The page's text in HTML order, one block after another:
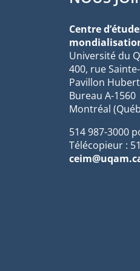
Centre
Université du
400, rue
Pavillon
Bureau A-1560
Montréal
514 987-3000
Télécopieur :